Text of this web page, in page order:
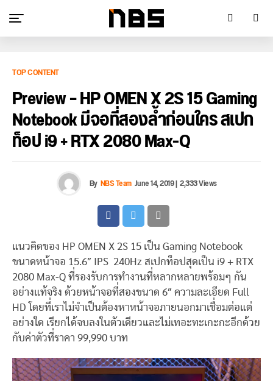
TOP CONTENT
Preview – HP OMEN X 2S 15 Gaming
Notebook มีจอที่สองล้ำก่อนใคร สเปก
ท็อป i9 + RTX 2080 Max-Q
By NBS Team June 14, 2019|2,333 Views
แนวคิดของ HP OMEN X 2S 15 เป็น Gaming Notebook
ขนาดหน้าจอ 15.6″ IPS 240Hz สเปกท็อปสุดเป็น i9 + RTX
2080 Max-Q ที่รองรับการทำงานที่หลากหลายพร้อมๆ กัน
อย่างแท้จริง ด้วยหน้าจอที่สองขนาด 6″ ความละเอียด Full
HD โดยที่เราไม่จำเป็นต้องหาหน้าจอภายนอกมาเชื่อมต่อแต่
อย่างใด เรียกได้จบลงในตัวเดียวและไม่เทอะทะเกะกะอีกด้วย
กับค่าตัวที่ราคา 99,990 บาท